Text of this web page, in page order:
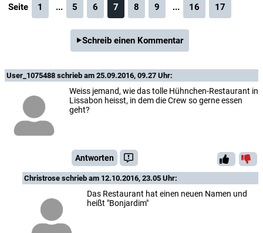
Seite 1 ... 5 6 7 8 9 ... 16 17
Schreib einen Kommentar
User_1075488 schrieb am 25.09.2016, 09.27 Uhr:
Weiss jemand, wie das tolle Hühnchen-Restaurant in
Lissabon heisst, in dem die Crew so gerne essen
geht?
Antworten
Christrose schrieb am 12.10.2016, 23.05 Uhr:
Das Restaurant hat einen neuen Namen und
heißt "Bonjardim"